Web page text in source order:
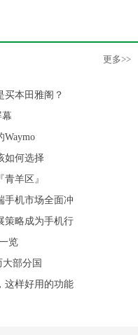
更多>>
买本田雅阁？
Waymo
如何选择
羊区』
手机市场全面冲
策略成为手机行
览
部分国
这样好用的功能